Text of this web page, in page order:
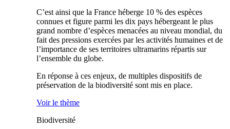
C’est ainsi que la France héberge 10 % des espèces
connues et figure parmi les dix pays hébergeant le plus
grand nombre d’espèces menacées au niveau mondial, du
fait des pressions exercées par les activités humaines et de
l’importance de ses territoires ultramarins répartis sur
l’ensemble du globe.
En réponse à ces enjeux, de multiples dispositifs de
préservation de la biodiversité sont mis en place.
Voir le thème
Biodiversité